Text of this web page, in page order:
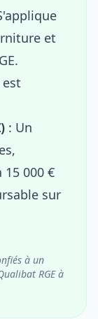
et
: Un
000 €
sur
à un
RGE à